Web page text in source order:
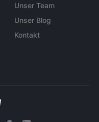
Unser Team
Unser Blog
Kontakt